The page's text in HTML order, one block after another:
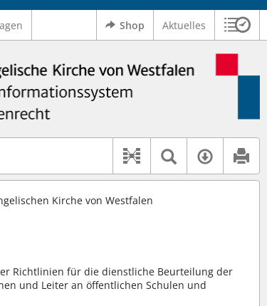
Shop Aktuelles
"Pfarrerinitiative" oder "Pfarrerausschuss".
Dokument-
Textsuche
Kirche von Westfalen
Richtlinien für die dienstliche Beurteilung der
und Leiter an öffentlichen Schulen und